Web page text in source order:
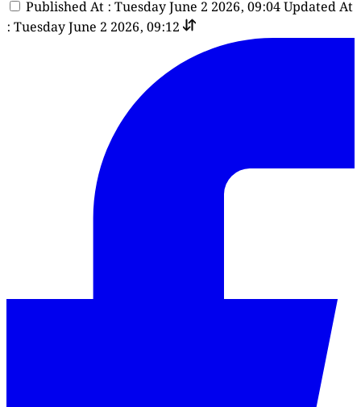
Published At : Tuesday June 2 2026, 09:04Updated At
: Tuesday June 2 2026, 09:12